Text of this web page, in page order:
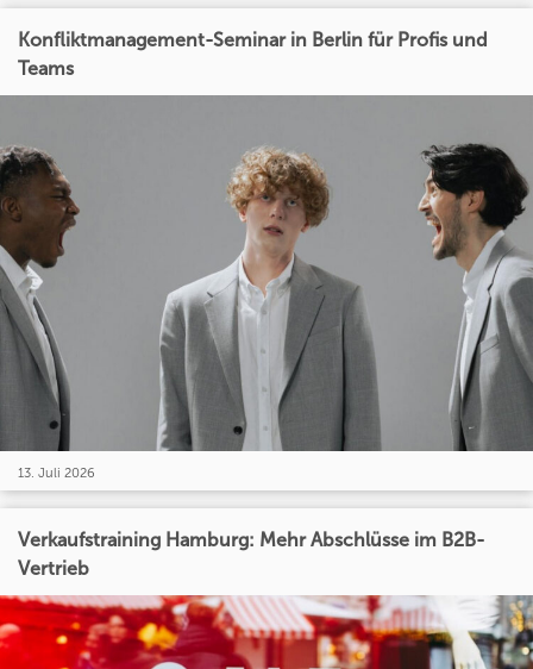
Konfliktmanagement-Seminar in Berlin für Profis und
Teams
13. Juli 2026
Verkaufstraining Hamburg: Mehr Abschlüsse im B2B-
Vertrieb